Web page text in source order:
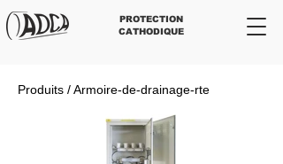
PROTECTION
CATHODIQUE
Produits / Armoire-de-drainage-rte